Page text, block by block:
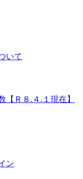
いて
Ｒ８.４.１現在】
ン